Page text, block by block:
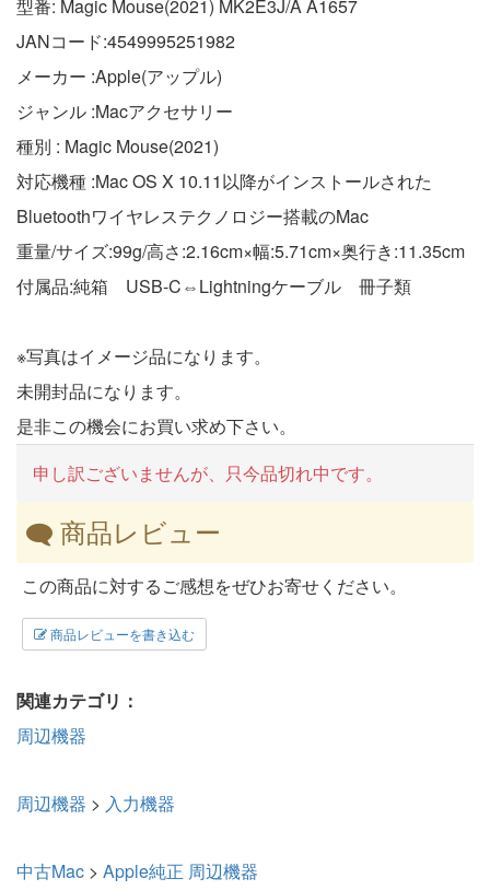
型番: Magic Mouse(2021) MK2E3J/A A1657
JANコード:4549995251982
メーカー :Apple(アップル)
ジャンル :Macアクセサリー
種別 : Magic Mouse(2021)
対応機種 :Mac OS X 10.11以降がインストールされた
Bluetoothワイヤレステクノロジー搭載のMac
重量/サイズ:99g/高さ:2.16cm×幅:5.71cm×奥行き:11.35cm
付属品:純箱 USB-C⇔Lightningケーブル 冊子類
※写真はイメージ品になります。
未開封品になります。
是非この機会にお買い求め下さい。
申し訳ございませんが、只今品切れ中です。
商品レビュー
この商品に対するご感想をぜひお寄せください。
商品レビューを書き込む
関連カテゴリ：
周辺機器
周辺機器 > 入力機器
中古Mac > Apple純正 周辺機器